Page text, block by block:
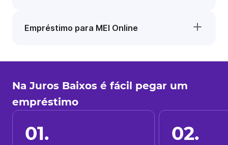
Empréstimo para MEI Online
Na Juros Baixos é fácil pegar um
empréstimo
01. 02.